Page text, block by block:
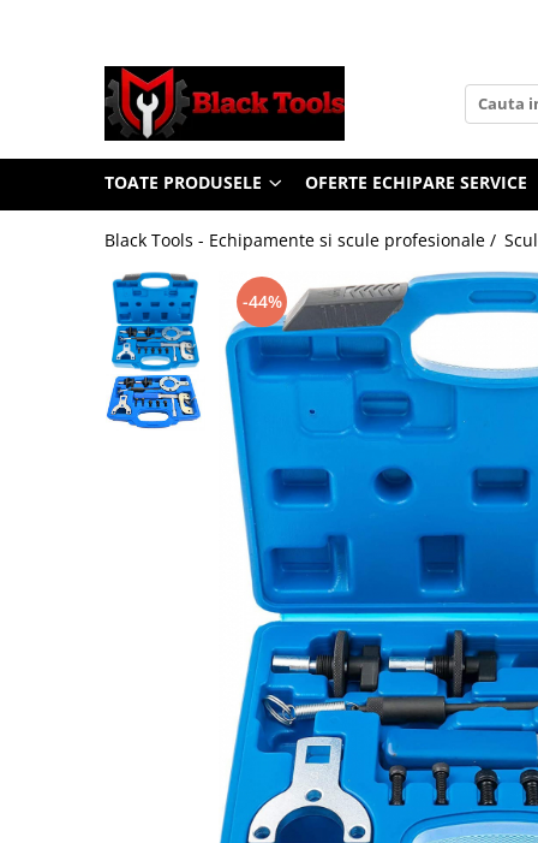
Toate Produsele
Scule Service Auto
Chei Si Truse De Chei
Chei Combinate Cu Clichet
Chei speciale
Clesti Si Seturi De Clesti
Clesti autoblocanti
Clesti pentru sertizat
Clesti pentru sigurante
Dispozitive de sablat & accesorii
Dulapuri Bancuri Carucioare
TOATE PRODUSELE OFERTE ECHIPARE SERVICE
Black Tools - Echipamente si scule profesionale /
-44%